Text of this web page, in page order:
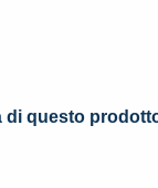
di questo